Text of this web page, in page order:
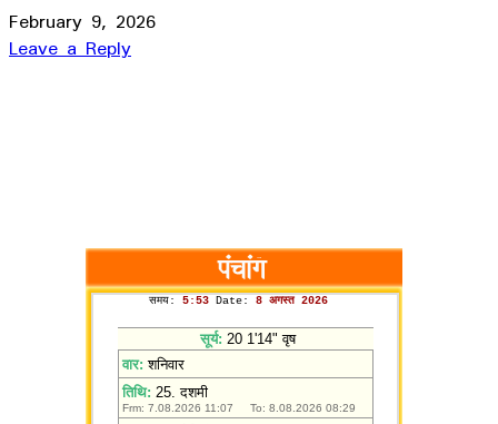
February 9, 2026
Leave a Reply